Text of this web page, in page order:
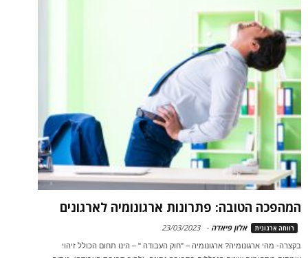
המהפכה הטובה: פתרונות ארגונומיה לארגונים
רווחה ארגונית אלון פיאדה -
23/03/2023
בקצרה- מהי ארגונומיה? ארגונומיה – "חוק העבודה " – הינו תחום הכולל זיהוי